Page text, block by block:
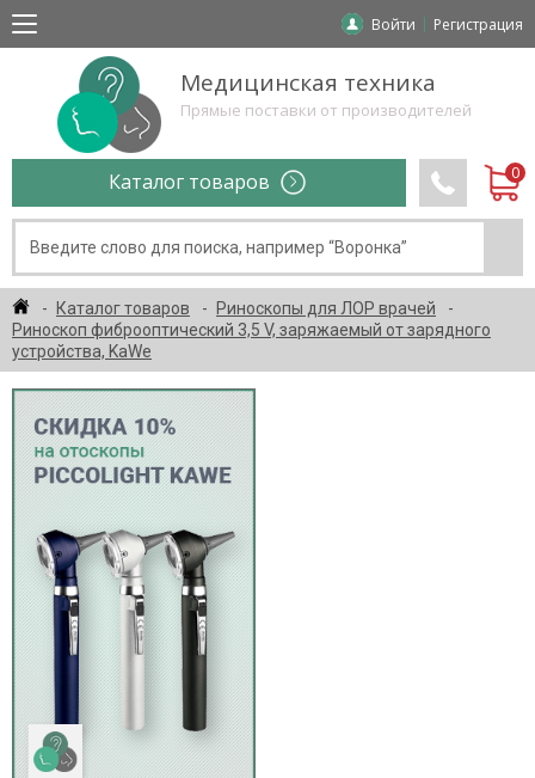
Войти Регистрация
Медицинская техника
Прямые поставки от производителей
Каталог товаров
Каталог товаров
Риноскопы для ЛОР врачей
Риноскоп фиброоптический 3,5 V, заряжаемый от зарядного
устройства, KaWe